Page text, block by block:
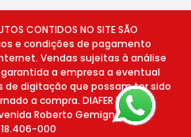
CONTIDOS NO SITE SÃO
e condições de pagamento
Vendas sujeitas à análise
a empresa a eventual
de digitação que possam ter sido
a compra. DIAFER EIRELI |
Roberto Gemignani, 78 -
000